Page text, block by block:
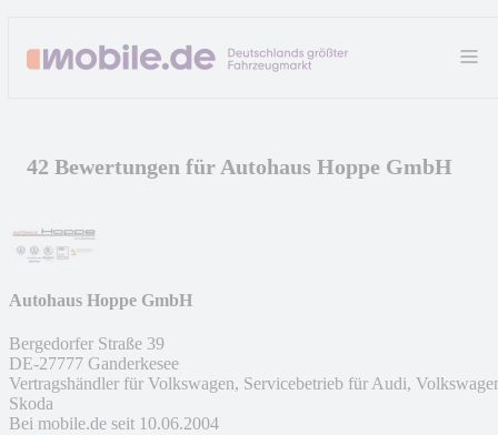
42 Bewertungen für Autohaus Hoppe GmbH
Autohaus Hoppe GmbH
Bergedorfer Straße 39
DE-27777 Ganderkesee
Vertragshändler für Volkswagen, Servicebetrieb für Audi,
Skoda
Bei mobile.de seit 10.06.2004